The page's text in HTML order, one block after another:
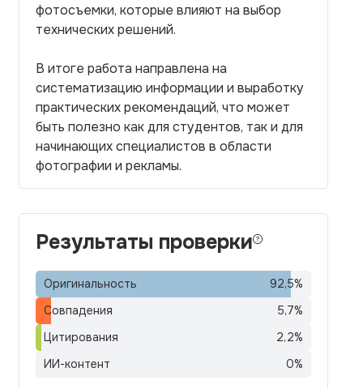
фотосъемки, которые влияют на выбор
технических решений.
В итоге работа направлена на
систематизацию информации и выработку
практических рекомендаций, что может
быть полезно как для студентов, так и для
начинающих специалистов в области
фотографии и рекламы.
Результаты проверки
Оригинальность 92,5%
Совпадения
5,7%
Цитирования
2,2%
ИИ-контент
0%